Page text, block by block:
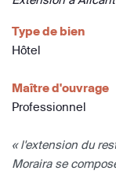
Type de bien
Hôtel
Maître d'ouvrage
Professionnel
« l'extension du
Moraira se